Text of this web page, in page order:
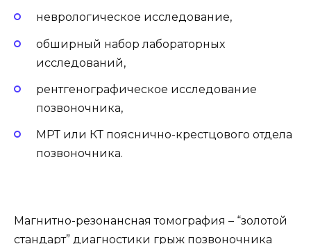
неврологическое исследование,
обширный набор лабораторных
исследований,
рентгенографическое исследование
позвоночника,
МРТ или КТ пояснично-крестцового отдела
позвоночника.
Магнитно-резонансная томография – “золотой
стандарт” диагностики грыж позвоночника